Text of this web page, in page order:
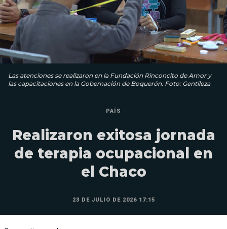
Las atenciones se realizaron en la Fundación Rinconcito de Amor y
las capacitaciones en la Gobernación de Boquerón. Foto: Gentileza
PAÍS
Realizaron exitosa jornada
de terapia ocupacional en
el Chaco
23 DE JULIO DE 2026 17:15